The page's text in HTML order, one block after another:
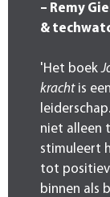
– Remy
&
'Het boek
krachtis
niet alleen
stimuleert
tot
binnen als